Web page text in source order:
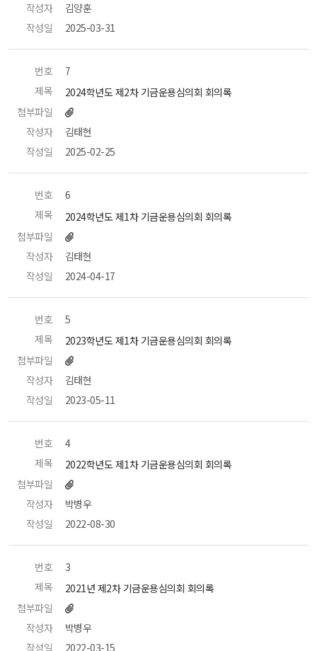
작성자
김양훈
작성일
2025-03-31
번호
7
제목
2024학년도 제2차 기금운용심의회 회의록
첨부파일
작성자
김태현
작성일
2025-02-25
번호
6
제목
2024학년도 제1차 기금운용심의회 회의록
첨부파일
작성자
김태현
작성일
2024-04-17
번호
5
제목
2023학년도 제1차 기금운용심의회 회의록
첨부파일
작성자
김태현
작성일
2023-05-11
번호
4
제목
2022학년도 제1차 기금운용심의회 회의록
첨부파일
작성자
박병우
작성일
2022-08-30
번호
3
제목
2021년 제2차 기금운용심의회 회의록
첨부파일
작성자
박병우
작성일
2022-03-15